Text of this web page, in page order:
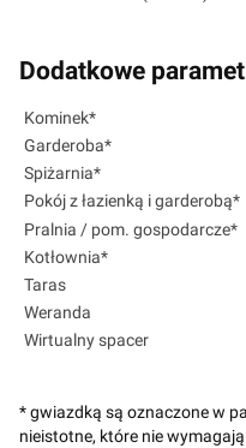
Dodatkowe
Kominek*
Garderoba*
Spiżarnia*
Pokój z łazienką i garderobą*
Pralnia / pom. gospodarcze*
Kotłownia*
Taras
Weranda
Wirtualny spacer
* gwiazdką są oznaczone w
nieistotne, które nie